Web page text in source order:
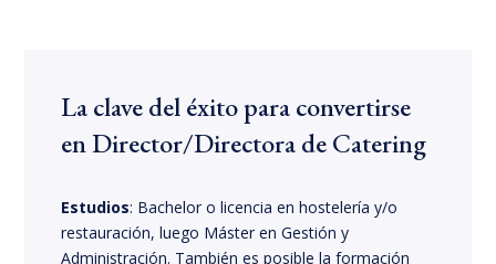
La clave del éxito para convertirse
en Director/Directora de Catering
Estudios: Bachelor o licencia en hostelería y/o
restauración, luego Máster en Gestión y
Administración. También es posible la formación